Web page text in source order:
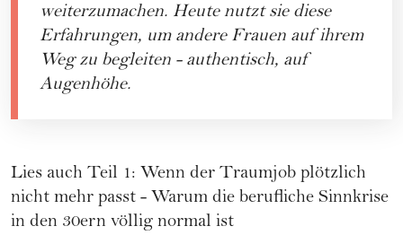
weiterzumachen. Heute nutzt sie diese
Erfahrungen, um andere Frauen auf ihrem
Weg zu begleiten - authentisch, auf
Augenhöhe.
Lies auch Teil 1: Wenn der Traumjob plötzlich
nicht mehr passt - Warum die berufliche Sinnkrise
in den 30ern völlig normal ist